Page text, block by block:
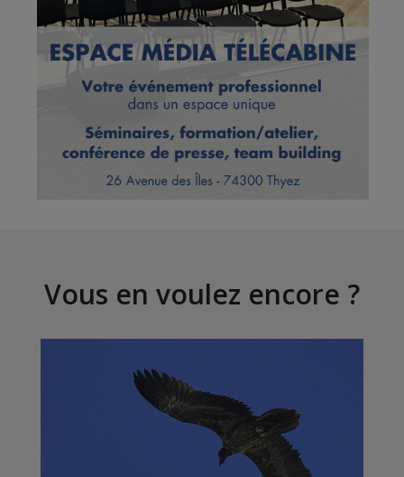
Vous en voulez encore ?